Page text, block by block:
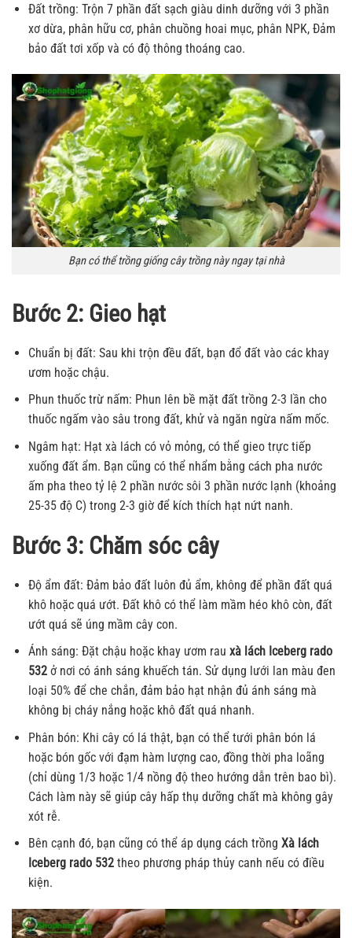
Đất trồng: Trộn 7 phần đất sạch giàu dinh dưỡng với 3 phần
xơ dừa, phân hữu cơ, phân chuồng hoai mục, phân NPK, Đảm
bảo đất tơi xốp và có độ thông thoáng cao.
Bạn có thể trồng giống cây trồng này ngay tại nhà
Bước 2: Gieo hạt
Chuẩn bị đất: Sau khi trộn đều đất, bạn đổ đất vào các khay
ươm hoặc chậu.
Phun thuốc trừ nấm: Phun lên bề mặt đất trồng 2-3 lần cho
thuốc ngấm vào sâu trong đất, khử và ngăn ngừa nấm mốc.
Ngâm hạt: Hạt xà lách có vỏ mỏng, có thể gieo trực tiếp
xuống đất ẩm. Bạn cũng có thể nhẩm bằng cách pha nước
ấm pha theo tỷ lệ 2 phần nước sôi 3 phần nước lạnh (khoảng
25-35 độ C) trong 2-3 giờ để kích thích hạt nứt nanh.
Bước 3: Chăm sóc cây
Độ ẩm đất: Đảm bảo đất luôn đủ ẩm, không để phần đất quá
khô hoặc quá ướt. Đất khô có thể làm mầm héo khô còn, đất
ướt quá sẽ úng mầm cây con.
Ánh sáng: Đặt chậu hoặc khay ươm rau xà lách Iceberg rado
532 ở nơi có ánh sáng khuếch tán. Sử dụng lưới lan màu đen
loại 50% để che chắn, đảm bảo hạt nhận đủ ánh sáng mà
không bị cháy nắng hoặc khô đất quá nhanh.
Phân bón: Khi cây có lá thật, bạn có thể tưới phân bón lá
hoặc bón gốc với đạm hàm lượng cao, đồng thời pha loãng
(chỉ dùng 1/3 hoặc 1/4 nồng độ theo hướng dẫn trên bao bì).
Cách làm này sẽ giúp cây hấp thụ dưỡng chất mà không gây
xót rễ.
Bên cạnh đó, bạn cũng có thể áp dụng cách trồng Xà lách
Iceberg rado 532theo phương pháp thủy canh nếu có điều
kiện.